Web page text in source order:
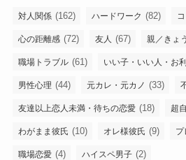
対人関係 (162) ハードワーク (82)
心の距離感 (72) 友人 (67) 親／きょ
職場トラブル (61) いい子・いい人・お
男性心理 (44) 元カレ・元カノ (33)
友達以上恋人未満・待ちの恋愛 (18) 超
わがまま彼氏 (10) オレ様彼氏 (9) プ
職場恋愛 (4) ハイスペ男子 (2)